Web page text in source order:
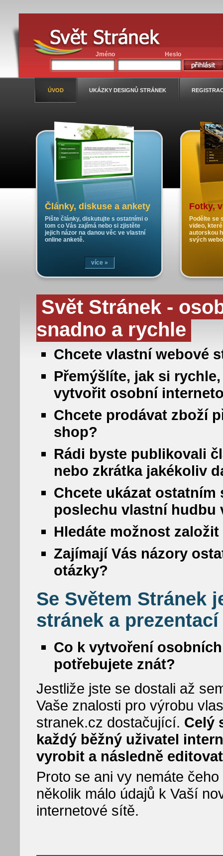
Jméno Heslo
ÚVOD UKÁZKY DESIGNŮ STRÁNEK
Články, diskuse a ankety
Pište články, diskutujte s ostatními o
tom co Vás zajímá nebo si zjistěte
jejich názor na danou věc ve vlastní
online anketě.
více »
Fotky,
Podělte se
video,
autorskou
svých
Svět Stránek -
snadno a rychle
Chcete vlastní webové
Přemýšlíte, jak si
vytvořit osobní
Chcete prodávat zboží
shop?
Rádi byste publikovali
nebo zkrátka jakékoliv
Chcete ukázat
poslechu vlastní hudbu
Hledáte možnost
Zajímají Vás názory
otázky?
Se Světem Stránek
stránek a
Co k vytvoření
potřebujete znát?
Jestliže jste se dostali až
Vaše znalosti pro výrobu
stranek.cz dostačující. Celý
každý běžný uživatel
vyrobit a následně
Proto se ani vy nemáte
několik málo údajů k Vaší
internetové sítě.